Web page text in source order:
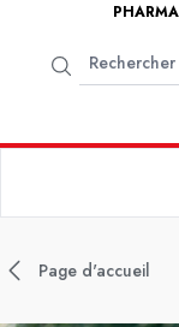
Page d'accueil